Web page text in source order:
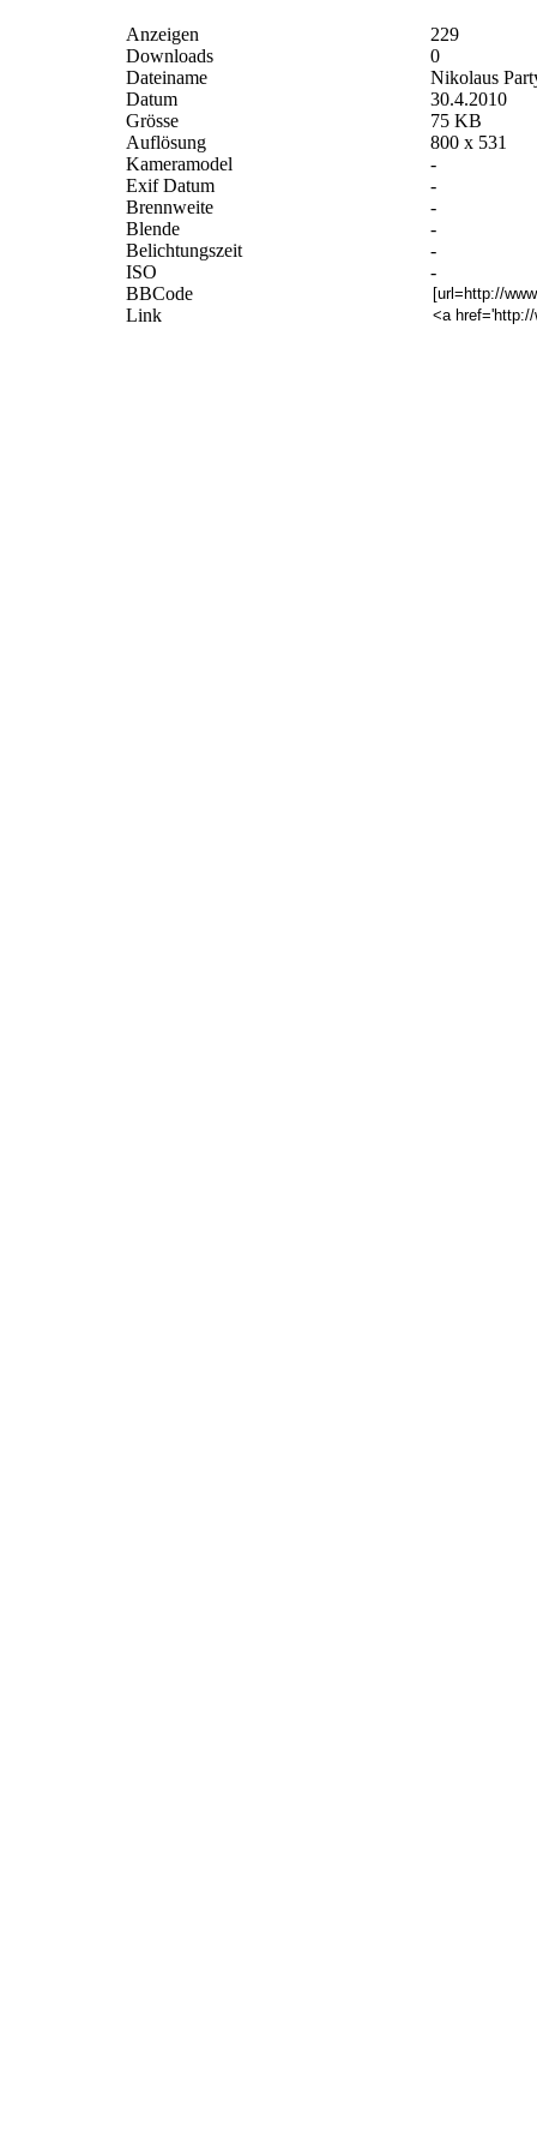
Anzeigen
229
Downloads
0
Dateiname
Nikolaus
Datum
30.4.2010
Grösse
75 KB
Auflösung
800 x 531
Kameramodel
-
Exif Datum
-
Brennweite
-
Blende
-
Belichtungszeit
-
ISO
-
BBCode
Link